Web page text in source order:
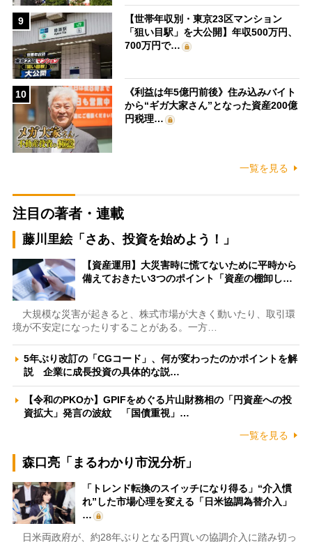
9
【世帯年収別・東京23区マンション
「狙い目駅」を大公開】年収500万円、
700万円で…
10
《利益は年5億円前後》住み込みバイト
から“ギガ大家さん”となった資産200億
円税理…
一覧を見る
注目の著者・連載
藤川里絵「さあ、投資を始めよう！」
【資産運用】大災害時に慌てないために平時から
備えておきたい3つのポイント「資産の棚卸し…
大規模な災害が起きると、株式市場が大きく動いたり、取引環
境が不安定になったりすることがある。一方…
5年ぶり改訂の「CGコード」、何が変わったのかポイントを解
説 企業に成長投資の具体的な説…
【令和のPKOか】GPIFをめぐる片山財務相の「円資産への投
資拡大」発言の波紋 「国債重視」…
一覧を見る
森口亮「まるわかり市況分析」
「トレンド転換のスイッチになり得る」“介入慣
れ”した市場心理を変える「日米協調為替介入」
…
日米両政府が、約28年ぶりとなる円買いの協調介入に踏み切っ